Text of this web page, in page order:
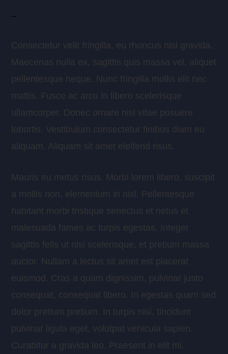
Consectetur velit fringilla, eu rhoncus nisi gravida.
Maecenas nulla ex, sagittis quis massa vel, aliquet
pellentesque neque. Nunc fringilla mollis elit nec
mattis. Fusce ac arcu in libero scelerisque
ullamcorper. Donec ornare nisl vitae posuere
lobortis. Vestibulum consectetur finibus diam eu
aliquam. Aliquam sit amet eleifend risus.
Mauris eu metus risus. Morbi lorem libero, suscipit
a mollis non, elementum in nisl. Pellentesque
habitant morbi tristique senectus et netus et
malesuada fames ac turpis egestas. Integer
sagittis felis ut nisi scelerisque, et pretium massa
auctor. Nullam a lectus sit amet est placerat
euismod. Cras a quam dignissim, pulvinar justo
consequat, consequat libero. In egestas quam sed
dolor pretium pretium. In turpis nisi, tincidunt
pulvinar ligula eget, volutpat vehicula sapien.
Curabitur a gravida leo. Praesent in elit mi.